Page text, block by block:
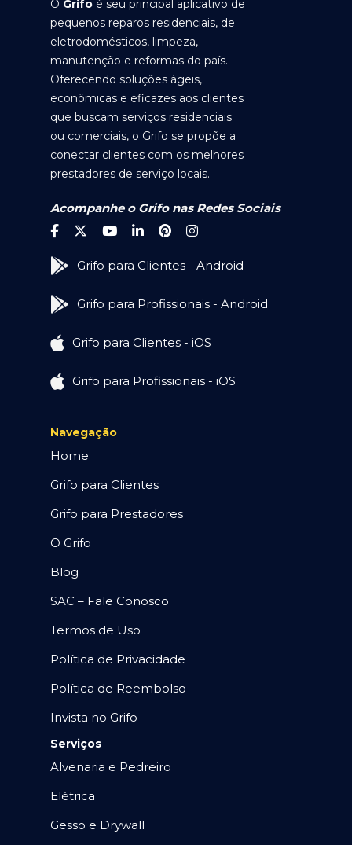
O Grifo é seu principal aplicativo de
pequenos reparos residenciais, de
eletrodomésticos, limpeza,
manutenção e reformas do país.
Oferecendo soluções ágeis,
econômicas e eficazes aos clientes
que buscam serviços residenciais
ou comerciais, o Grifo se propõe a
conectar clientes com os melhores
prestadores de serviço locais.
Acompanhe o Grifo nas Redes Sociais
Grifo para Clientes - Android
Grifo para Profissionais - Android
Grifo para Clientes - iOS
Grifo para Profissionais - iOS
Navegação
Home
Grifo para Clientes
Grifo para Prestadores
O Grifo
Blog
SAC – Fale Conosco
Termos de Uso
Política de Privacidade
Política de Reembolso
Invista no Grifo
Serviços
Alvenaria e Pedreiro
Elétrica
Gesso e Drywall